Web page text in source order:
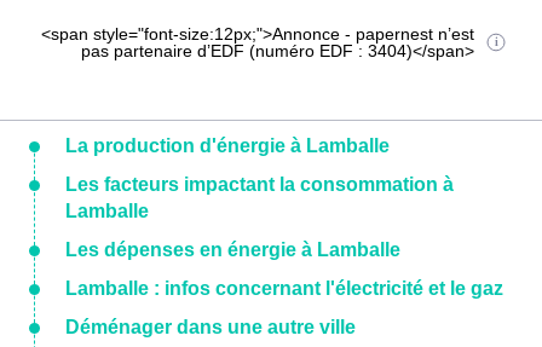
<span style="font-size:12px;">Annonce - papernest n’est
pas partenaire d’EDF (numéro EDF : 3404)</span>
La production d'énergie à Lamballe
Les facteurs impactant la consommation à
Lamballe
Les dépenses en énergie à Lamballe
Lamballe : infos concernant l'électricité et le gaz
Déménager dans une autre ville